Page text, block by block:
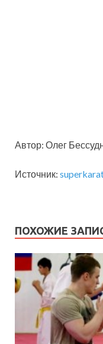
Автор: Олег
Источник:
ПОХОЖИЕ